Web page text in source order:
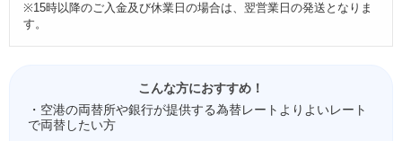
※15時以降のご入金及び休業日の場合は、翌営業日の発送となりま
す。
こんな方におすすめ！
・空港の両替所や銀行が提供する為替レートよりよいレート
で両替したい方